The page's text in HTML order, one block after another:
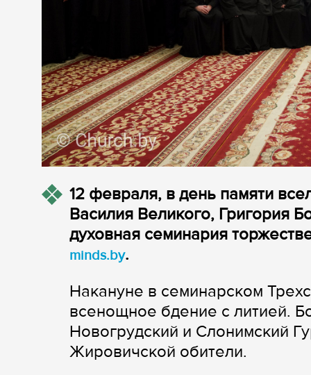
12 февраля, в день памяти
Василия Великого, Григория
духовная семинария
minds.by.
Накануне в семинарском
всенощное бдение с литией.
Новогрудский и Слонимский
Жировичской обители.